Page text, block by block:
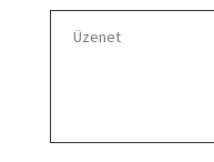
költségén történik!
és adatok